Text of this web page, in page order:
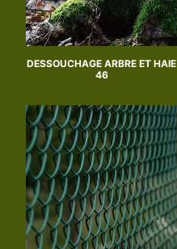
DESSOUCHAGE ARBRE ET HAIE
46